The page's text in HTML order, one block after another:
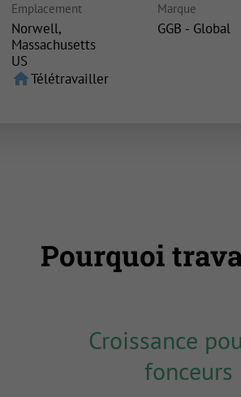
Emplacement
Norwell,
Massachusetts
homeTélétravailler
Marque
GGB - Global
Pourquoi
Croissance
fonceurs